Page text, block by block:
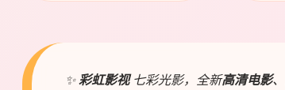
✨彩虹影视七彩光影，全新高清电影、